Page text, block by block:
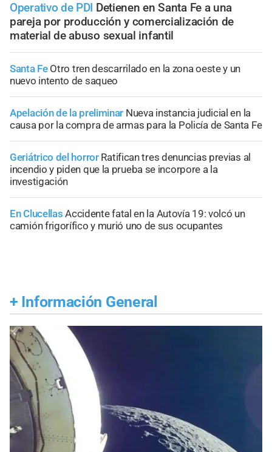
Operativo de PDI Detienen en Santa Fe a una
pareja por producción y comercialización de
material de abuso sexual infantil
Santa Fe Otro tren descarrilado en la zona oeste y un
nuevo intento de saqueo
Apelación de la preliminar Nueva instancia judicial en la
causa por la compra de armas para la Policía de Santa Fe
Geriátrico del horror Ratifican tres denuncias previas al
incendio y piden que la prueba se incorpore a la
investigación
En Clucellas Accidente fatal en la Autovía 19: volcó un
camión frigorífico y murió uno de sus ocupantes
+ Información General